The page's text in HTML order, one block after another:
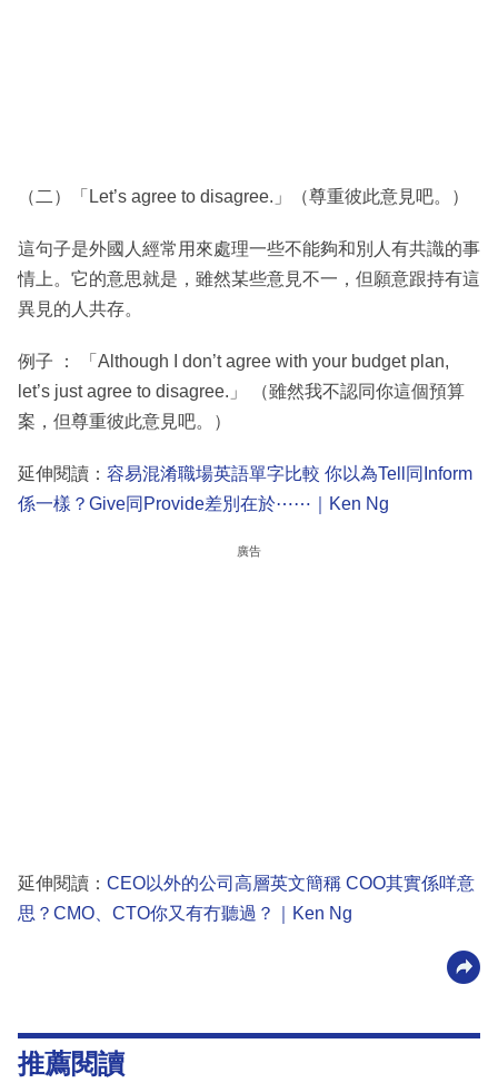
（二）「Let’s agree to disagree.」（尊重彼此意見吧。）
這句子是外國人經常用來處理一些不能夠和別人有共識的事
情上。它的意思就是，雖然某些意見不一，但願意跟持有這
異見的人共存。
例子 ： 「Although I don’t agree with your budget plan,
let’s just agree to disagree.」 （雖然我不認同你這個預算
案，但尊重彼此意見吧。）
延伸閱讀： 容易混淆職場英語單字比較 你以為Tell同Inform
係一樣？Give同Provide差別在於⋯⋯｜Ken Ng
廣告
延伸閱讀： CEO以外的公司高層英文簡稱 COO其實係咩意
思？CMO、CTO你又有冇聽過？｜Ken Ng
推薦閱讀